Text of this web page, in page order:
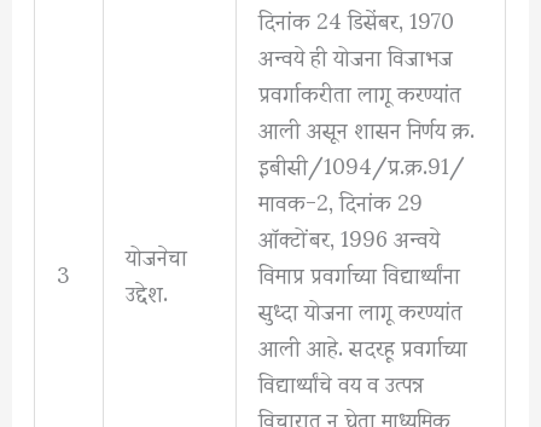
3 योजनेचा
उद्देश.
दिनांक 24 डिसेंबर, 1970
अन्वये ही योजना विजाभज
प्रवर्गाकरीता लागू करण्यांत
आली असून शासन निर्णय क्र.
इबीसी/1094/प्र.क्र.91/
मावक-2, दिनांक 29
ऑक्टोंबर, 1996 अन्वये
विमाप्र प्रवर्गाच्या विद्यार्थ्यांना
सुध्दा योजना लागू करण्यांत
आली आहे. सदरहू प्रवर्गाच्या
विद्यार्थ्यांचे वय व उत्पन्न